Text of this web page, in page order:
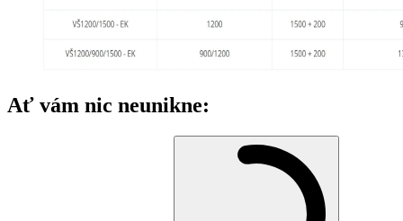
Ať vám nic neunikne: